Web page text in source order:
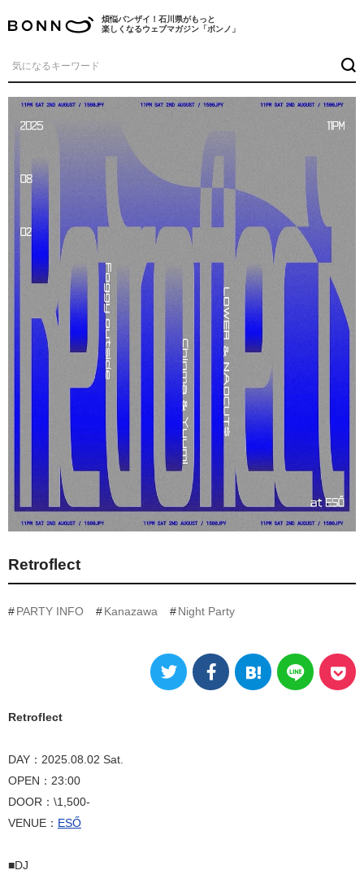
煩悩バンザイ！石川県がもっと
楽しくなるウェブマガジン「ボンノ」
Retroflect
PARTY INFO Kanazawa Night Party
Retroflect
DAY：2025.08.02 Sat.
OPEN：23:00
DOOR：\1,500-
VENUE： ESŐ
■DJ